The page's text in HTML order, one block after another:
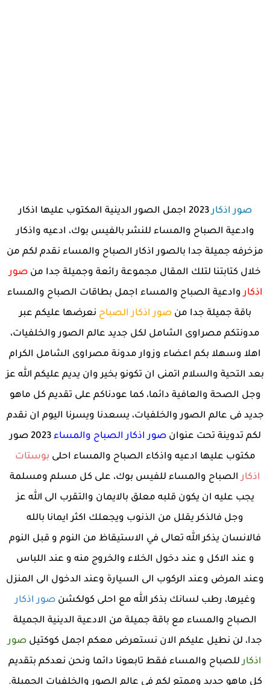
صور اذكار
2023 اجمل الصور الدينية المكتوب عليها اذكار
وادعية الصباح والمساء للنشر بالفيس بوك، ادعيه واذكار
مزخرفه جميلة جدا بالصور اذكار الصباح والمساء نقدم لكم من
خلال كتابتنا لتلك المقال مجموعة رائعة وجميلة جدا من صور
اذكاروادعية الصباح والمساء اجمل بطاقات الصباح والمساء
باقة جميلة جدا منصور اذكار الصباح نعرضها عليكم عبر
مدونتكم مصراوى الشامل لكل جديد عالم الصور والخلفيات،
اهلا وسهلا بكم اعضاء وزوار مدونة مصراوى الشامل الكرام
بعد التحية والسلام اتمنى ان تكونو بخير وان يديم عليكم الله عز
وجل الصحة والعافية دائما، كما عودناكم على تقديم كل ماهو
جديد فى عالم الصور والخلفيات، يسعدنا ويسرنا اليوم ان نقدم
لكم تدوينة تحت عنوانصور اذكار الصباح والمساء
2023 صور
مكتوب عليها ادعيه واذكاء الصباح والمساء احلى بوستات
اذكارالصباح والمساء للفيس بوك، على كل مسلم ومسلمة
يجب عليه ان يكون قلبه معلق بالايمان والتقرب الى الله عز
وجل فالذكر يقلل من الذنوب ويجعلك اكثر ايمانا بالله
فالانسان يذكر الله تعالى في الاستيقاظ من النوم و قبل النوم
و عند الاكل و عند دخول الخلاء والخروج منه و عند اللباس
وعند المرض وعند الركوب الى السيارة وعند الدخول الى المنزل
وغيرها، رطب لسانك بذكر الله مع احلى كولكشنصور اذكار
الصباح والمساء مع باقة جميلة من الادعية الدينية الجميلة
جدا، لن نطيل عليكم الان نستعرض معكم اجمل كوكتيل صور
اذكارللصباح والمساء فقط تابعونا دائما ونحن نعدكم بتقديم
كل ماهو جديد وممتع لكم فى عالم الصور والخلفيات الجميلة.